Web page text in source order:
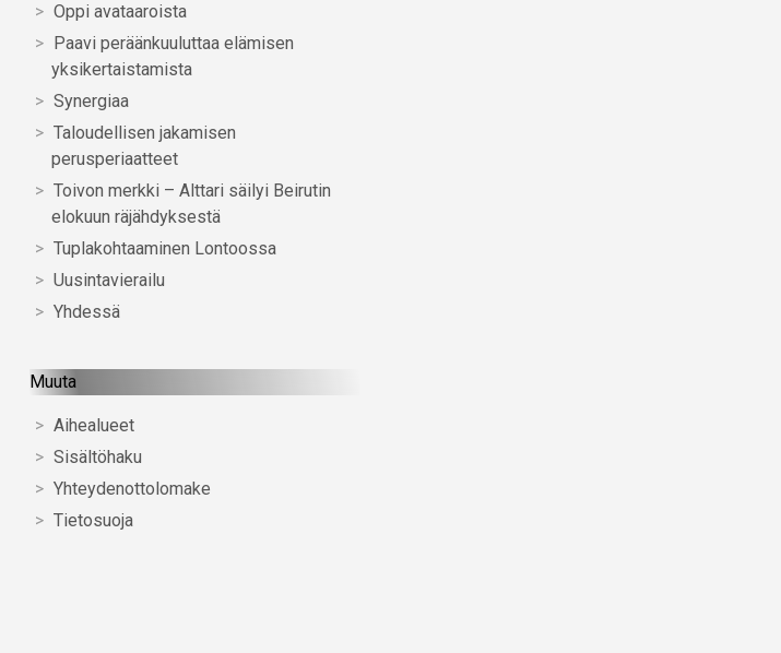
Oppi avataaroista
Paavi peräänkuuluttaa elämisen
yksikertaistamista
Synergiaa
Taloudellisen jakamisen
perusperiaatteet
Toivon merkki – Alttari säilyi Beirutin
elokuun räjähdyksestä
Tuplakohtaaminen Lontoossa
Uusintavierailu
Yhdessä
Muuta
Aihealueet
Sisältöhaku
Yhteydenottolomake
Tietosuoja